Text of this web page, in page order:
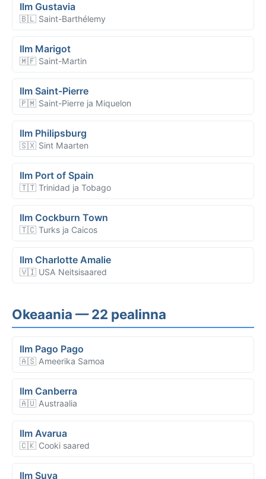
Ilm Gustavia
🇧🇱 Saint-Barthélemy
Ilm Marigot
🇲🇫 Saint-Martin
Ilm Saint-Pierre
🇵🇲 Saint-Pierre ja Miquelon
Ilm Philipsburg
🇸🇽 Sint Maarten
Ilm Port of Spain
🇹🇹 Trinidad ja Tobago
Ilm Cockburn Town
🇹🇨 Turks ja Caicos
Ilm Charlotte Amalie
🇻🇮 USA Neitsisaared
Okeaania — 22 pealinna
Ilm Pago Pago
🇦🇸 Ameerika Samoa
Ilm Canberra
🇦🇺 Austraalia
Ilm Avarua
🇨🇰 Cooki saared
Ilm Suva